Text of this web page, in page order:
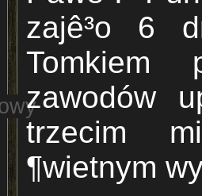
zajê³o 6
Tomkiem
zawodów
trzecim
¶wietnym